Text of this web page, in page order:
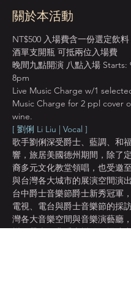
關於本活動
NT$500 入場費含一份選定飲
酒單支開瓶 可抵兩位入場費
晚間九點開演 八點入場
8pm
Live Music Charge w/1
Music Charge for 2 ppl cover
wine.
[ 劉俐 Li Liu | Vocal ]
歌手劉俐深受爵士、藍調、和
響，旅居美國德州期間，除了
裔多元文化教堂領唱，也受邀
與台灣各大城市的展演空間演
台中爵士音樂節爵士新秀冠軍
電視、電台與爵士音樂節的採
灣各大音樂空間與音樂演藝廳
樂團帶來經典爵士樂的現場演